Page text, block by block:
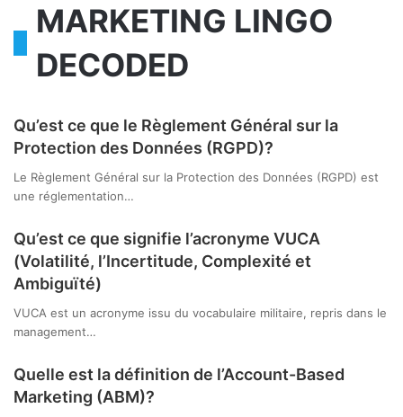
MARKETING LINGO
DECODED
Qu’est ce que le Règlement Général sur la
Protection des Données (RGPD)?
Le Règlement Général sur la Protection des Données (RGPD) est
une réglementation…
Qu’est ce que signifie l’acronyme VUCA
(Volatilité, l’Incertitude, Complexité et
Ambiguïté)
VUCA est un acronyme issu du vocabulaire militaire, repris dans le
management…
Quelle est la définition de l’Account-Based
Marketing (ABM)?